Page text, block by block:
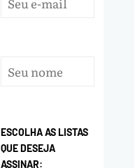
ESCOLHA AS LISTAS
QUE DESEJA
ASSINAR: